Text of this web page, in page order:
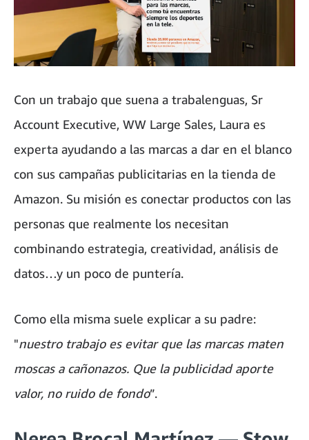
Con un trabajo que suena a trabalenguas, Sr
Account Executive, WW Large Sales, Laura es
experta ayudando a las marcas a dar en el blanco
con sus campañas publicitarias en la tienda de
Amazon. Su misión es conectar productos con las
personas que realmente los necesitan
combinando estrategia, creatividad, análisis de
datos…y un poco de puntería.
Como ella misma suele explicar a su padre:
"nuestro trabajo es evitar que las marcas maten
moscas a cañonazos. Que la publicidad aporte
valor, no ruido de fondo”.